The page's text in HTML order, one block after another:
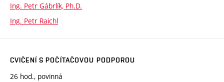
Ing. Petr Gábrlík, Ph.D.
Ing. Petr Raichl
CVIČENÍ S POČÍTAČOVOU PODPOROU
26 hod., povinná